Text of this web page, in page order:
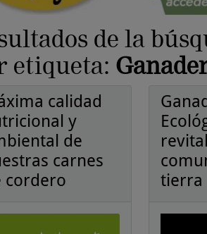
de la
etiqueta:
calidad
y
de
carnes
cordero
tierra